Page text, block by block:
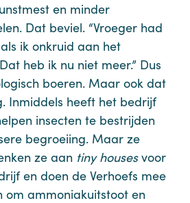
en minder
Dat beviel. “Vroeger had
ik onkruid aan het
heb ik nu niet meer.” Dus
boeren. Maar ook dat
Inmiddels heeft het bedrijf
insecten te bestrijden
begroeiing. Maar ze
ze aan tiny housesvoor
en doen de Verhoefs mee
om ammoniakuitstoot en